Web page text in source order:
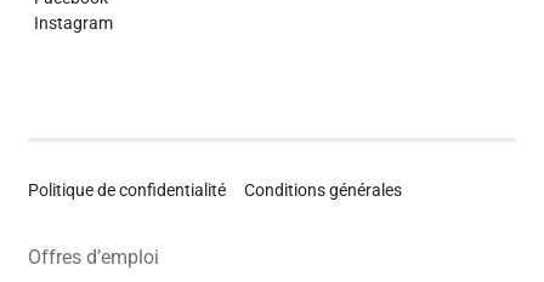
Instagram
Politique de confidentialité Conditions générales
Offres d’emploi